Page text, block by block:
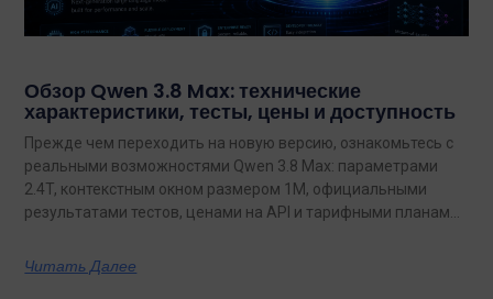
Обзор Qwen 3.8 Max: технические
характеристики, тесты, цены и доступность
Прежде чем переходить на новую версию, ознакомьтесь с
реальными возможностями Qwen 3.8 Max: параметрами
2.4T, контекстным окном размером 1M, официальными
результатами тестов, ценами на API и тарифными планами
Читать Далее